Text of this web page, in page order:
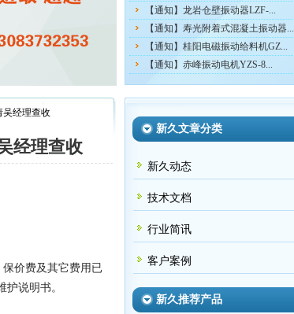
【通知】龙岩仓壁振动器LZF-...
【通知】寿光附着式混凝土振动器...
【通知】桂阳电磁振动给料机GZ...
【通知】赤峰振动电机YZS-8...
经理查收
经理查收
价费及其它费用已
说明书。
新久文章分类
新久动态
技术文档
行业简讯
客户案例
新久推荐产品